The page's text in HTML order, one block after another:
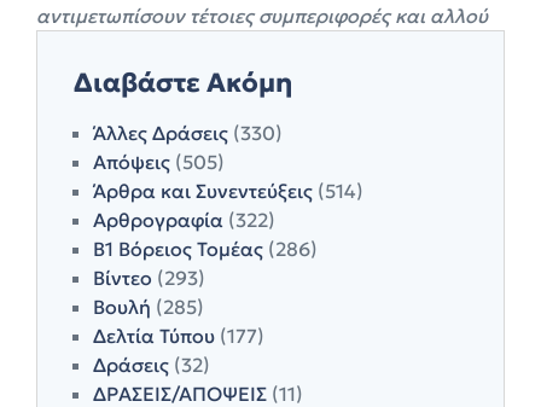
αντιμετωπίσουν τέτοιες συμπεριφορές και αλλού
Διαβάστε Ακόμη
Άλλες Δράσεις (330)
Απόψεις (505)
Άρθρα και Συνεντεύξεις (514)
Αρθρογραφία (322)
Β1 Βόρειος Τομέας (286)
Βίντεο (293)
Βουλή (285)
Δελτία Τύπου (177)
Δράσεις (32)
ΔΡΑΣΕΙΣ/ΑΠΟΨΕΙΣ (11)